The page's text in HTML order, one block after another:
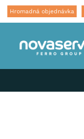
Hromadná objednávka